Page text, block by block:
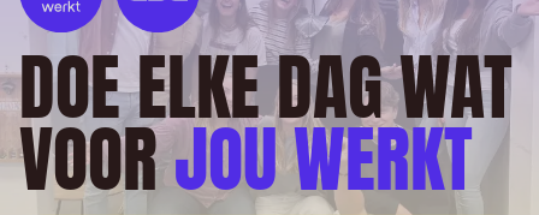
DOE ELKE DAG WAT
VOORJOU WERKT